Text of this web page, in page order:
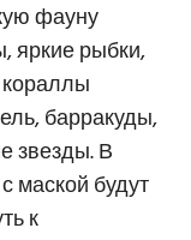
фауну
яркие рыбки,
барракуды,
звезды. В
маской будут
к